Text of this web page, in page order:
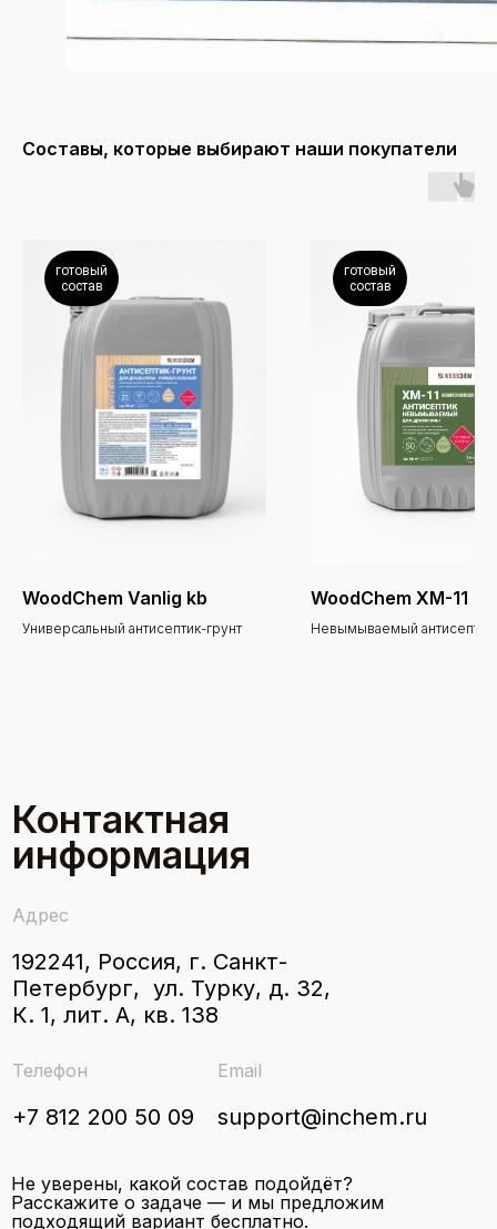
Составы, которые выбирают наши покупатели
готовый
состав
WoodChem Vanlig kb
Универсальный антисептик-грунт
готовый
состав
WoodChem ХМ-11
Невымываемый
Не уверены, какой состав подойдёт?
Расскажите о задаче — и мы предложим
подходящий вариант бесплатно.
Контактная
информация
Адрес
192241, Россия, г. Санкт-
Петербург, ул. Турку, д. 32,
К. 1, лит. А, кв. 138
Телефон
+7 812 200 50 09
Email
support@inchem.ru